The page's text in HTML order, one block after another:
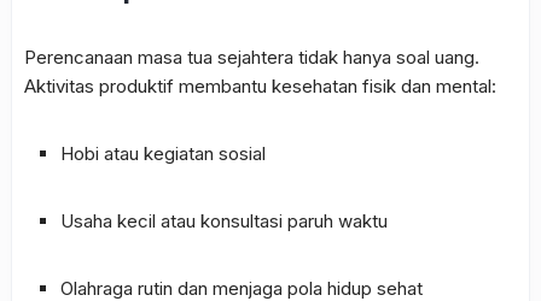
Perencanaan masa tua sejahtera tidak hanya soal uang.
Aktivitas produktif membantu kesehatan fisik dan mental:
Hobi atau kegiatan sosial
Usaha kecil atau konsultasi paruh waktu
Olahraga rutin dan menjaga pola hidup sehat